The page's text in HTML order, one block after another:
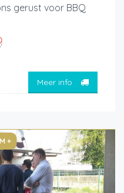
gerust voor BBQ
Meer info
+